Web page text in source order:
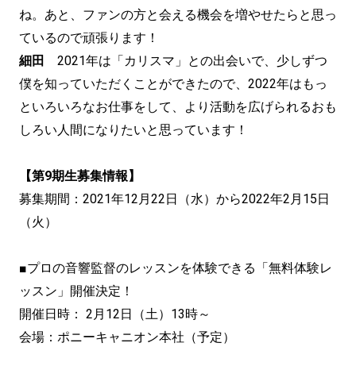
ね。あと、ファンの方と会える機会を増やせたらと思っ
ているので頑張ります！
細田
2021年は「カリスマ」との出会いで、少しずつ
僕を知っていただくことができたので、2022年はもっ
といろいろなお仕事をして、より活動を広げられるおも
しろい人間になりたいと思っています！
【第9期生募集情報】
募集期間：2021年12月22日（水）から2022年2月15日
（火）
■プロの音響監督のレッスンを体験できる「無料体験レ
ッスン」開催決定！
開催日時： 2月12日（土）13時～
会場：ポニーキャニオン本社（予定）